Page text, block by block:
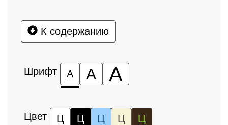
К содержанию
Шрифт А А А
Цвет Ц Ц Ц Ц Ц